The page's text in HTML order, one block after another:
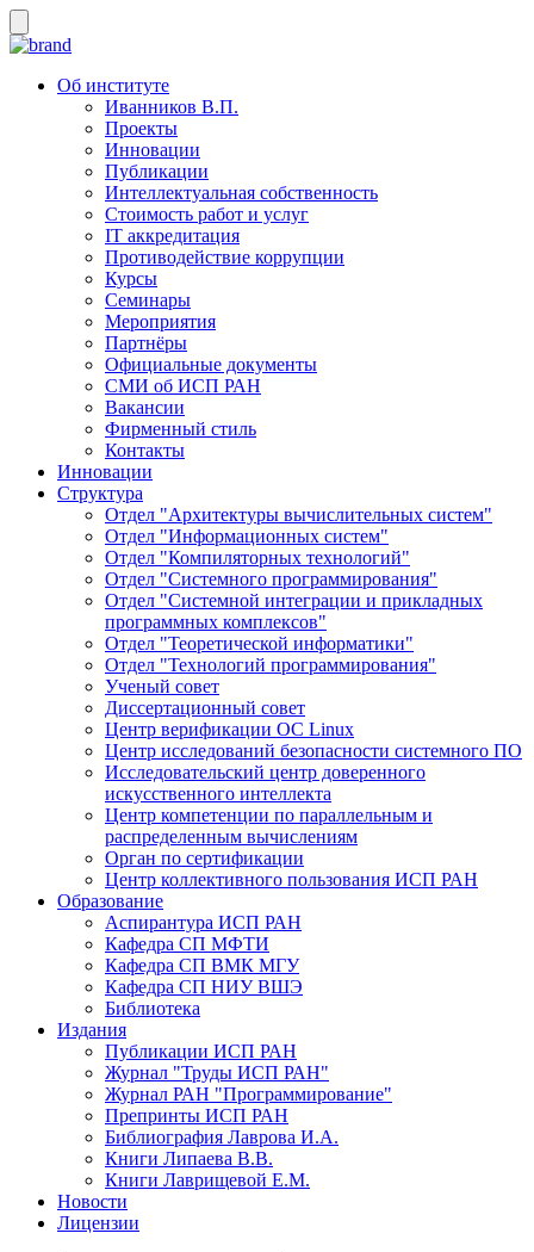
Об институте
Иванников В.П.
Проекты
Инновации
Публикации
Интеллектуальная собственность
Стоимость работ и услуг
IT аккредитация
Противодействие коррупции
Курсы
Семинары
Мероприятия
Партнёры
Официальные документы
СМИ об ИСП РАН
Вакансии
Фирменный стиль
Контакты
Инновации
Структура
Отдел "Архитектуры вычислительных систем"
Отдел "Информационных систем"
Отдел "Компиляторных технологий"
Отдел "Системного программирования"
Отдел "Системной интеграции и прикладных
программных комплексов"
Отдел "Теоретической информатики"
Отдел "Технологий программирования"
Ученый совет
Диссертационный совет
Центр верификации ОС Linux
Центр исследований безопасности системного ПО
Исследовательский центр доверенного
искусственного интеллекта
Центр компетенции по параллельным и
распределенным вычислениям
Орган по сертификации
Центр коллективного пользования ИСП РАН
Образование
Аспирантура ИСП РАН
Кафедра СП МФТИ
Кафедра СП ВМК МГУ
Кафедра СП НИУ ВШЭ
Библиотека
Издания
Публикации ИСП РАН
Журнал "Труды ИСП РАН"
Журнал РАН "Программирование"
Препринты ИСП РАН
Библиография Лаврова И.А.
Книги Липаева В.В.
Книги Лаврищевой Е.М.
Новости
Лицензии